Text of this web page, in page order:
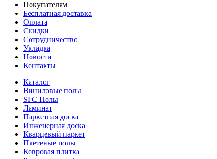
Покупателям
Бесплатная доставка
Оплата
Скидки
Сотрудничество
Укладка
Новости
Контакты
Каталог
Виниловые полы
SPC Полы
Ламинат
Паркетная доска
Инженерная доска
Кварцевый паркет
Плетеные полы
Ковровая плитка